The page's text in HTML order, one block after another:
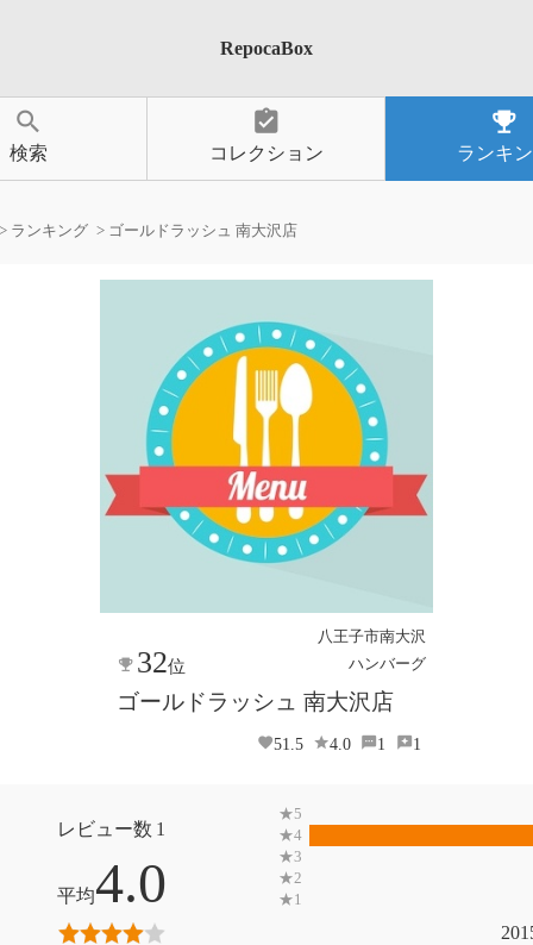
RepocaBox
search
検索
assignment_turned_in
コレクション
emoji_events
ランキ
ランキング ゴールドラッシュ 南大沢店
八王子市南大沢
ハンバーグ
32位
ゴールドラッシュ 南大沢店
51.5 4.0 1 1
1
4.0